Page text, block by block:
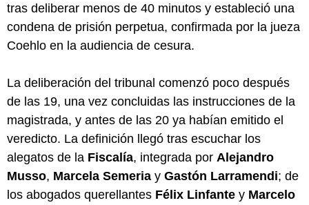
tras deliberar menos de 40 minutos y estableció una
condena de prisión perpetua, confirmada por la jueza
Coehlo en la audiencia de cesura.
La deliberación del tribunal comenzó poco después
de las 19, una vez concluidas las instrucciones de la
magistrada, y antes de las 20 ya habían emitido el
veredicto. La definición llegó tras escuchar los
alegatos de la Fiscalía, integrada por Alejandro
Musso, Marcela Semeria y Gastón Larramendi; de
los abogados querellantes Félix Linfante y Marcelo